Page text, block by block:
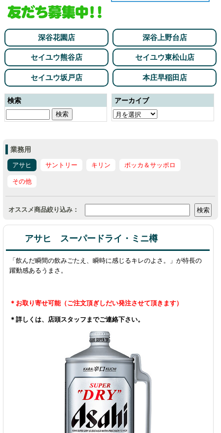
深谷花園店 深谷上野台店
セイユウ熊谷店 セイユウ東松山店
セイユウ坂戸店 本庄早稲田店
検索 アーカイブ
業務用
アサヒ サントリー キリン ポッカ＆サッポロ
その他
オススメ商品絞り込み：
アサヒ スーパードライ・ミニ樽
「飲んだ瞬間の飲みごたえ、瞬時に感じるキレのよさ。」が特長の
躍動感あるうまさ。
＊お取り寄せ可能（ご注文頂ぎしだい発注させて頂きます）
＊詳しくは、店頭スタッフまでご連絡下さい。